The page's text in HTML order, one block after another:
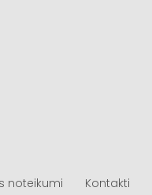
noteikumi Kontakti